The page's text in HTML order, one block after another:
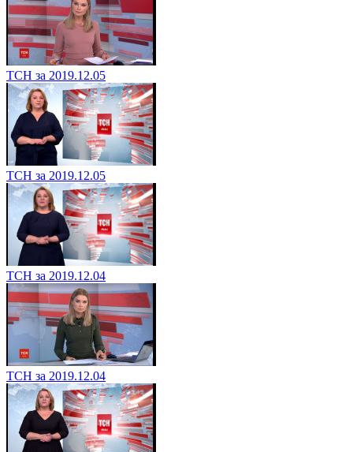
ТСН за 2019.12.05
ТСН за 2019.12.05
ТСН за 2019.12.04
ТСН за 2019.12.04